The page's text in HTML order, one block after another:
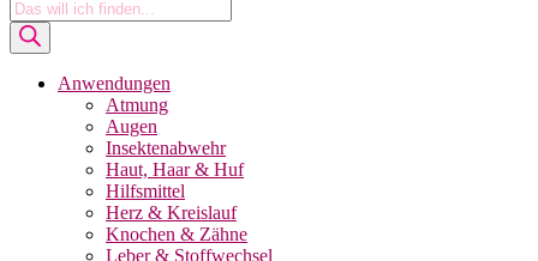
Products
search
Anwendungen
Atmung
Augen
Insektenabwehr
Haut, Haar & Huf
Hilfsmittel
Herz & Kreislauf
Knochen & Zähne
Leber & Stoffwechsel